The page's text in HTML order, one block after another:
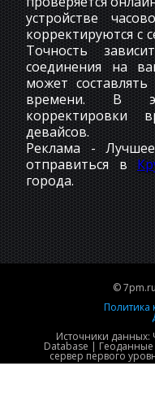
устройстве
корректируются с
Точность
соединения на
может
времени. В
девайсов.
Реклама -
отправиться в
города.
©
Политика
Источники данных:
Database |
сервер первого
эталона времени и